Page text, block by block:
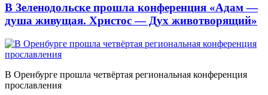
В Зеленодольске прошла конференция «Адам —
душа живущая. Христос — Дух животворящий»
В Оренбурге прошла четвёртая региональная конференция
прославления